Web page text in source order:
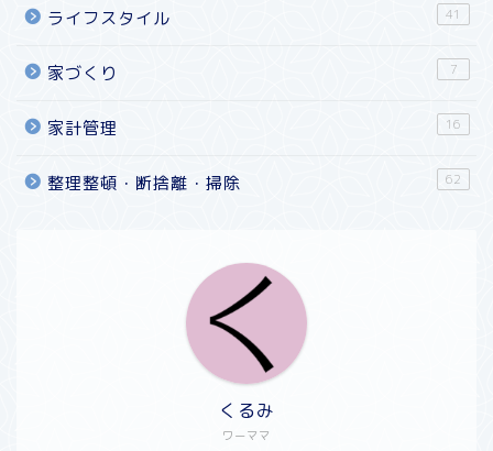
ライフスタイル 41
家づくり 7
家計管理 16
整理整頓・断捨離・掃除 62
ワーママ
くるみ